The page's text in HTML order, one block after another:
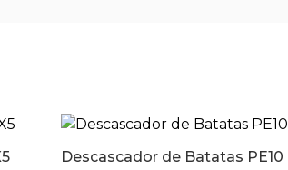
Descascador de Batatas PE10